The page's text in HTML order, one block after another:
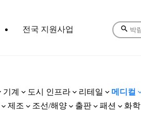
전국 지원사업
기계 도시 인프라 리테일 메디컬
제조 조선/해양 출판 패션 화학